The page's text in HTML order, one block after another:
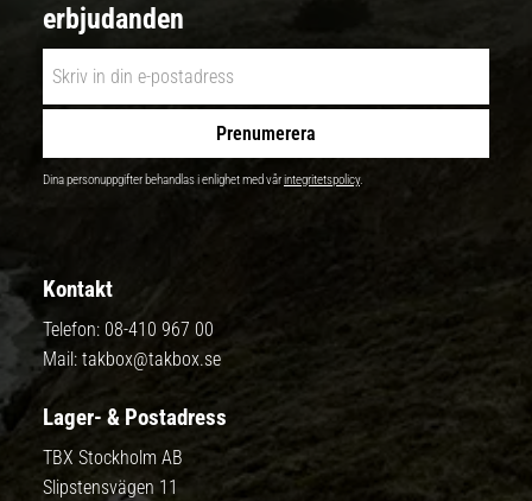
erbjudanden
Prenumerera
Dina personuppgifter behandlas i enlighet med vårintegritetspolicy.
Kontakt
Telefon: 08-410 967 00
Mail: takbox@takbox.se
Lager- & Postadress
TBX Stockholm AB
Slipstensvägen 11